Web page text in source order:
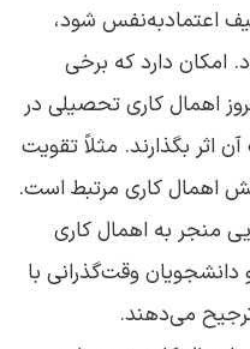
اعتمادبه‌نفس شود،
دارد که برخی
اهمال‌ کاری تحصیلی در
بگذارند. مثلاً تقویت
اهمال‌ کاری مرتبط است.
منجر به اهمال‌ کاری
وقت‌گذرانی با
می‌دهند.